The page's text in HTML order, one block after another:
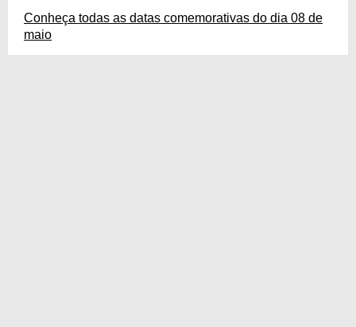
Conheça todas as datas comemorativas do dia 08 de
maio